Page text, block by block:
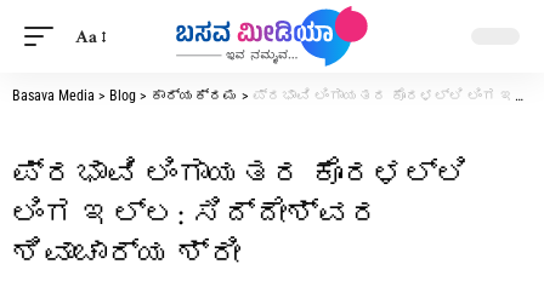
Aa
Basava Media > Blog > ಕಾರ್ಯಕ್ರಮ > ಪ್ರಭಾವಿ ಲಿಂಗಾಯತರ ಕೊರಳಲ್ಲಿ ಲಿಂಗ ಇಲ್ಲ: ಸಿದ್ದೇಶ್ವರ ಶಿವಾಚಾರ್ಯ ಶ್ರೀ
ಪ್ರಭಾವಿ ಲಿಂಗಾಯತರ ಕೊರಳಲ್ಲಿ
ಲಿಂಗ ಇಲ್ಲ: ಸಿದ್ದೇಶ್ವರ
ಶಿವಾಚಾರ್ಯ ಶ್ರೀ